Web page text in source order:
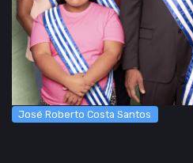
José Roberto Costa Santos